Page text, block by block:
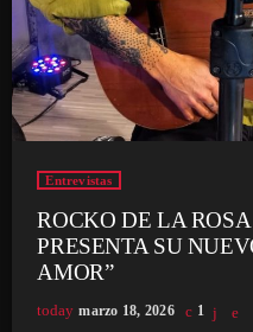
Entrevistas
ROCKO DE LA
PRESENTA SU
AMOR”
today marzo 18, 2026 1